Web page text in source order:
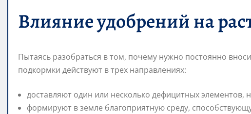
Влияние удобрений на
Пытаясь разобраться в том, почему нужно постоянно
подкормки действуют в трех направлениях:
доставляют один или несколько дефицитных элементов,
формируют в земле благоприятную среду,